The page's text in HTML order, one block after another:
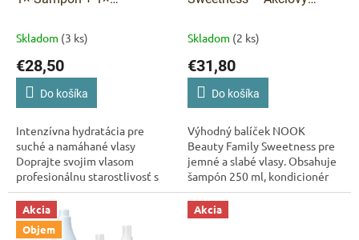
zdarma
Skladom (3 ks)
€28,50
Do košíka
Intenzívna hydratácia pre
suché a namáhané vlasy
Doprajte svojim vlasom
profesionálnu starostlivosť s
radom KEZY Avocado, ktorý je
určený na hydratáciu, výživu a
obnovu...
ZDARMA
Skladom (2 ks)
€31,80
Do košíka
Výhodný balíček NOOK
Beauty Family Sweetness pre
jemné a slabé vlasy. Obsahuje
šampón 250 ml, kondicionér
250 ml a Hair Milk Spray Leave-
In 125 ml zdarma. Ideálna
voľba pre...
Akcia
Objem
Akcia